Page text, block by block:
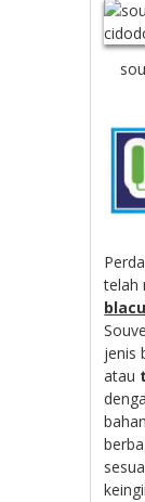
telah
blacu
jenis
atau